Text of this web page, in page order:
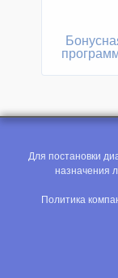
Для постановки
назначения
Политика